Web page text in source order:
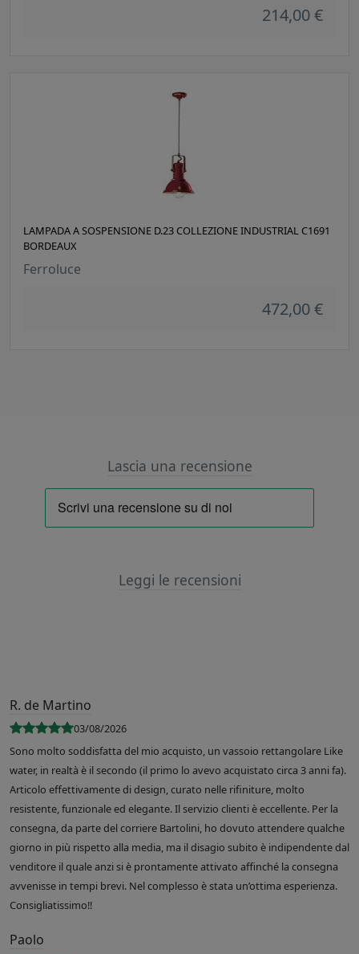
214,00 €
LAMPADA A SOSPENSIONE D.23 COLLEZIONE INDUSTRIAL C1691
BORDEAUX
Ferroluce
472,00 €
Lascia una recensione
Leggi le recensioni
R. de Martino
03/08/2026
Sono molto soddisfatta del mio acquisto, un vassoio rettangolare Like
water, in realtà è il secondo (il primo lo avevo acquistato circa 3 anni fa).
Articolo effettivamente di design, curato nelle rifiniture, molto
resistente, funzionale ed elegante. Il servizio clienti è eccellente. Per la
consegna, da parte del corriere Bartolini, ho dovuto attendere qualche
giorno in più rispetto alla media, ma il disagio subito è indipendente dal
venditore il quale anzi si è prontamente attivato affinché la consegna
avvenisse in tempi brevi. Nel complesso è stata un’ottima esperienza.
Consigliatissimo!!
Paolo